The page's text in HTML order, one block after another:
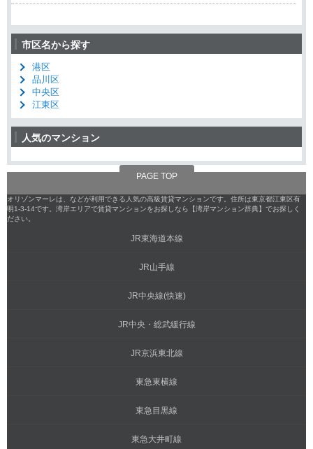
市区名から探す
港区
品川区
中央区
江東区
人気のマンション
PAGE TOP
オリゾンマーレは、などが利用できる人気の高級賃貸マンションです。住所は東京都江東区有
明1-3-14です。湾岸エリアで賃貸マンションをお探しなら【湾岸マンション辞典】でお探しく
ださい。
JR東海道本線
JR山手線
JR中央線(快速)
JR中央・総武緩行線
JR京浜東北線
東急東横線
東急目黒線
東急大井町線